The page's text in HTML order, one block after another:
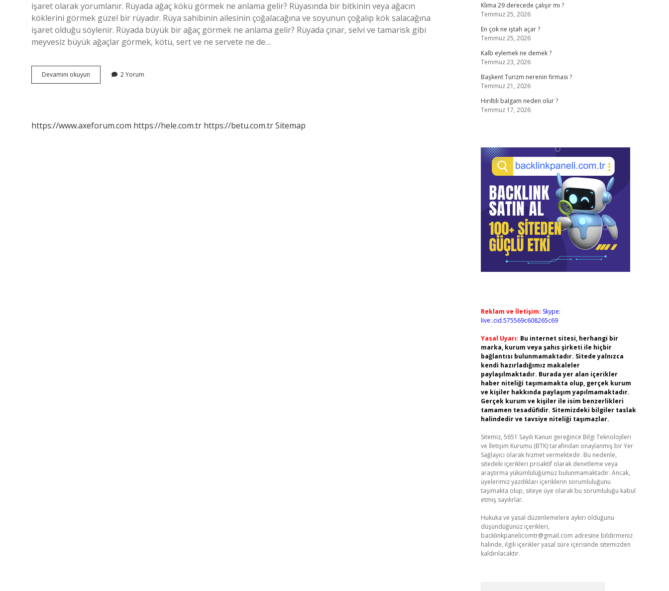
işaret olarak yorumlanır. Rüyada ağaç kökü görmek ne anlama gelir? Rüyasında bir bitkinin veya ağacın
köklerini görmek güzel bir rüyadır. Rüya sahibinin ailesinin çoğalacağına ve soyunun çoğalıp kök salacağına
işaret olduğu söylenir. Rüyada büyük bir ağaç görmek ne anlama gelir? Rüyada çınar, selvi ve tamarisk gibi
meyvesiz büyük ağaçlar görmek, kötü, sert ve ne servete ne de…
Devamını okuyun
Ağaç
Gelir
2 Yorum
https://www.axeforum.com https://hele.com.tr https://betu.com.trSitemap
Klima 29 derecede çalışır mı ?
Temmuz 25, 2026
En çok ne iştah açar ?
Temmuz 25, 2026
Kalb eylemek ne demek ?
Temmuz 23, 2026
Başkent Turizm nerenin firması ?
Temmuz 21, 2026
Hırıltılı balgam neden olur ?
Temmuz 17, 2026
Reklam ve İletişim: Skype:
live:.cid.575569c608265c69
Yasal Uyarı: Bu internet sitesi, herhangi bir
marka, kurum veya şahıs şirketi ile hiçbir
bağlantısı bulunmamaktadır. Sitede yalnızca
kendi hazırladığımız makaleler
paylaşılmaktadır. Burada yer alan içerikler
haber niteliği taşımamakta olup, gerçek kurum
ve kişiler hakkında paylaşım yapılmamaktadır.
Gerçek kurum ve kişiler ile isim benzerlikleri
tamamen tesadüfidir. Sitemizdeki bilgiler taslak
halindedir ve tavsiye niteliği taşımazlar.
Sitemiz, 5651 Sayılı Kanun gereğince Bilgi Teknolojileri
ve İletişim Kurumu (BTK) tarafından onaylanmış bir Yer
Sağlayıcı olarak hizmet vermektedir. Bu nedenle,
sitedeki içerikleri proaktif olarak denetleme veya
araştırma yükümlülüğümüz bulunmamaktadır. Ancak,
üyelerimiz yazdıkları içeriklerin sorumluluğunu
taşımakta olup, siteye üye olarak bu sorumluluğu kabul
etmiş sayılırlar.
Hukuka ve yasal düzenlemelere aykırı olduğunu
düşündüğünüz içerikleri,
backlinkpanelicomtr@gmail.com adresine bildirmeniz
halinde, ilgili içerikler yasal süre içerisinde sitemizden
kaldırılacaktır.